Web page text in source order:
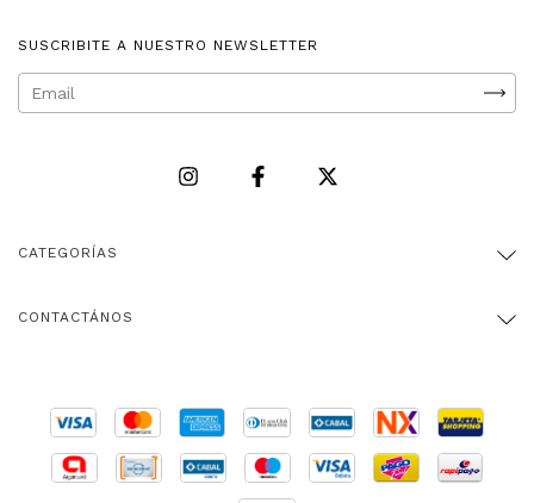
SUSCRIBITE A NUESTRO NEWSLETTER
CATEGORÍAS
CONTACTÁNOS